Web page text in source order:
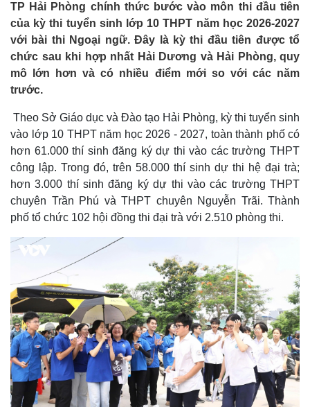
TP Hải Phòng chính thức bước vào môn thi đầu tiên
của kỳ thi tuyển sinh lớp 10 THPT năm học 2026-2027
với bài thi Ngoại ngữ. Đây là kỳ thi đầu tiên được tổ
chức sau khi hợp nhất Hải Dương và Hải Phòng, quy
mô lớn hơn và có nhiều điểm mới so với các năm
trước.
Theo Sở Giáo dục và Đào tạo Hải Phòng, kỳ thi tuyển sinh
vào lớp 10 THPT năm học 2026 - 2027, toàn thành phố có
hơn 61.000 thí sinh đăng ký dự thi vào các trường THPT
công lập. Trong đó, trên 58.000 thí sinh dự thi hệ đại trà;
hơn 3.000 thí sinh đăng ký dự thi vào các trường THPT
chuyên Trần Phú và THPT chuyên Nguyễn Trãi. Thành
phố tổ chức 102 hội đồng thi đại trà với 2.510 phòng thi.